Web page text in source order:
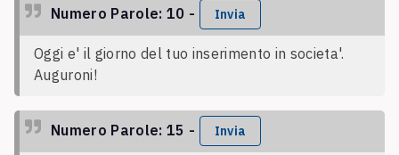
Numero Parole: 10 - Invia
Oggi e' il giorno del tuo inserimento in societa'.
Auguroni!
Numero Parole: 15 - Invia